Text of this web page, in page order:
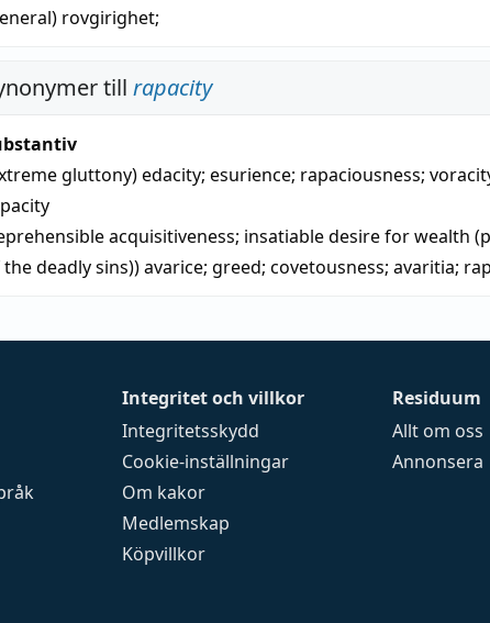
rovgirighet;
till rapacity
gluttony)edacity; esurience; rapaciousness;
acquisitiveness; insatiable desire for wealth
deadly sins))avarice; greed; covetousness; avaritia;
Integritet och villkor
Integritetsskydd
Cookie-inställningar
Om kakor
Medlemskap
Köpvillkor
Residuum
Allt om oss
Annonsera